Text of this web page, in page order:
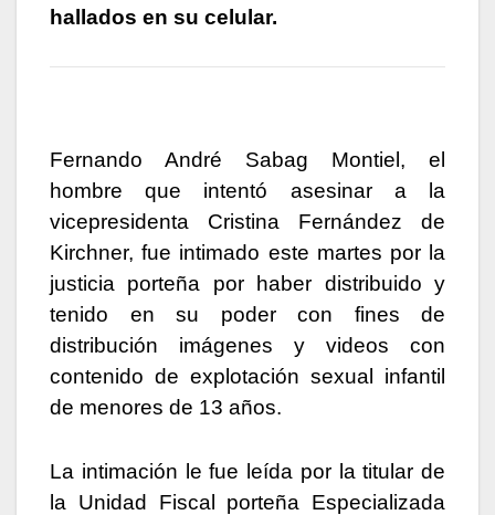
hallados en su celular.
Fernando André Sabag Montiel, el
hombre que intentó asesinar a la
vicepresidenta Cristina Fernández de
Kirchner, fue intimado este martes por la
justicia porteña por haber distribuido y
tenido en su poder con fines de
distribución imágenes y videos con
contenido de explotación sexual infantil
de menores de 13 años.
La intimación le fue leída por la titular de
la Unidad Fiscal porteña Especializada